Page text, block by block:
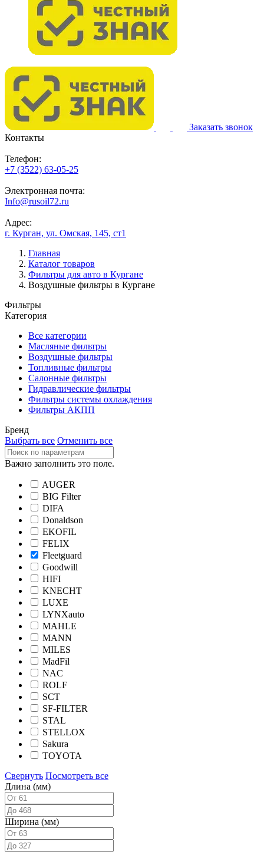
Заказать звонок
Контакты
Телефон:
+7 (3522) 63-05-25
Электронная почта:
Info@rusoil72.ru
Адрес:
г. Курган, ул. Омская, 145, ст1
Главная
Каталог товаров
Фильтры для авто в Кургане
Воздушные фильтры в Кургане
Фильтры
Категория
Все категории
Масляные фильтры
Воздушные фильтры
Топливные фильтры
Салонные фильтры
Гидравлические фильтры
Фильтры системы охлаждения
Фильтры АКПП
Бренд
Выбрать все Отменить все
Важно заполнить это поле.
AUGER
BIG Filter
DIFA
Donaldson
EKOFIL
FELIX
Fleetguard
Goodwill
HIFI
KNECHT
LUXE
LYNXauto
MAHLE
MANN
MILES
MadFil
NAC
ROLF
SCT
SF-FILTER
STAL
STELLOX
Sakura
TOYOTA
Свернуть Посмотреть все
Длина (мм)
Ширина (мм)